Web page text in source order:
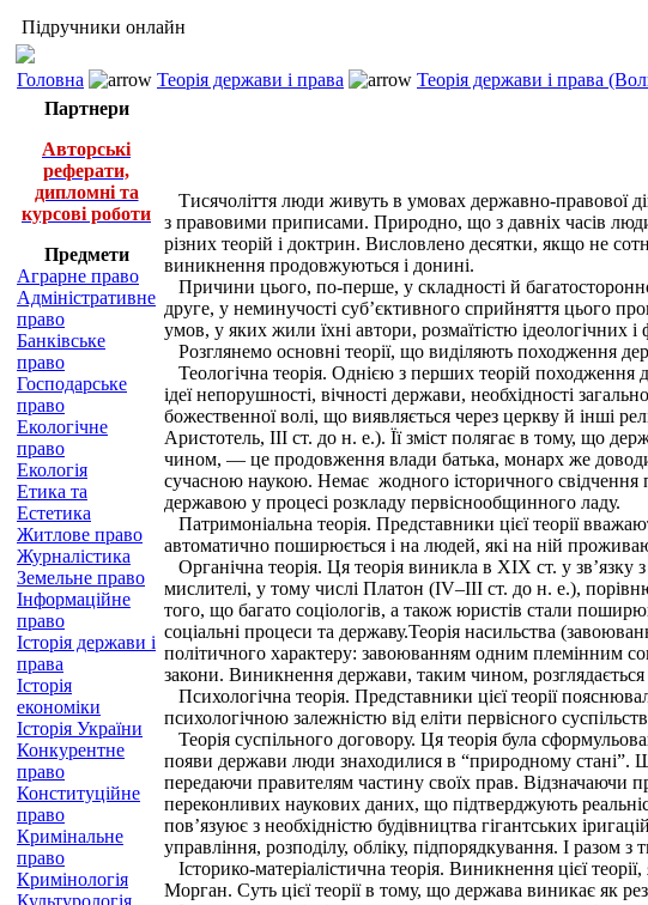
Підручники онлайн
Головна Теорія держави і права Теорія держави і права
Партнери
Авторські
реферати,
дипломні та
курсові роботи
Предмети
Аграрне право
Адміністративне
право
Банківське
право
Господарське
право
Екологічне
право
Екологія
Етика та
Естетика
Житлове право
Журналістика
Земельне право
Інформаційне
право
Історія держави і
права
Історія
економіки
Історія України
Конкурентне
право
Конституційне
право
Кримінальне
право
Кримінологія
Культурологія
Тисячоліття люди живуть в умовах державно-правової
з правовими приписами. Природно, що з давніх часів
різних теорій і доктрин. Висловлено десятки, якщо не
виникнення продовжуються і донині.
Причини цього, по-перше, у складності й
друге, у неминучості суб’єктивного сприйняття цього
умов, у яких жили їхні автори, розмаїтістю ідеологічних
Розглянемо основні теорії, що виділяють походження
Теологічна теорія. Однією з перших теорій походження
ідеї непорушності, вічності держави, необхідності
божественної волі, що виявляється через церкву й інші
Аристотель, III ст. до н. е.). Її зміст полягає в тому, що
чином, — це продовження влади батька, монарх же
сучасною наукою. Немає жодного історичного свідчення
державою у процесі розкладу первіснообщинного ладу.
Патримоніальна теорія. Представники цієї теорії
автоматично поширюється і на людей, які на ній
Органічна теорія. Ця теорія виникла в XIX ст. у зв’язку
мислителі, у тому числі Платон (IV–III ст. до н. е.),
того, що багато соціологів, а також юристів стали
соціальні процеси та державу.Теорія насильства
політичного характеру: завоюванням одним племінним
закони. Виникнення держави, таким чином, розглядається
Психологічна теорія. Представники цієї теорії
психологічною залежністю від еліти первісного
Теорія суспільного договору. Ця теорія була
появи держави люди знаходилися в “природному стані”.
передаючи правителям частину своїх прав. Відзначаючи
переконливих наукових даних, що підтверджують
пов’язуює з необхідністю будівництва гігантських
управління, розподілу, обліку, підпорядкування. І разом
Історико-матеріалістична теорія. Виникнення цієї
Морган. Суть цієї теорії в тому, що держава виникає як